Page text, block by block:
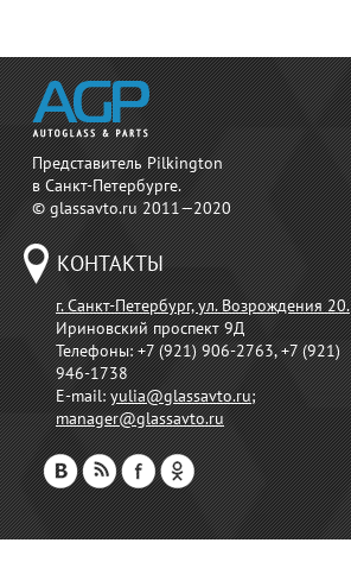
Представитель Pilkington
в Санкт-Петербурге.
© glassavto.ru 2011—2020
КОНТАКТЫ
г. Санкт-Петербург, ул. Возрождения 20.
Ириновский проспект 9Д
Телефоны:+7 (921) 906-2763, +7 (921)
946-1738
E-mail:yulia@glassavto.ru;
manager@glassavto.ru